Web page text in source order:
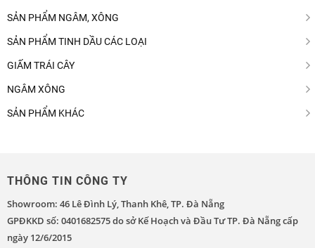
SẢN PHẨM NGÂM, XÔNG
SẢN PHẨM TINH DẦU CÁC LOẠI
GIẤM TRÁI CÂY
NGÂM XÔNG
SẢN PHẨM KHÁC
THÔNG TIN CÔNG TY
Showroom: 46 Lê Đình Lý, Thanh Khê, TP. Đà Nẵng
GPĐKKD số: 0401682575 do sở Kế Hoạch và Đầu Tư TP. Đà Nẵng cấp
ngày 12/6/2015